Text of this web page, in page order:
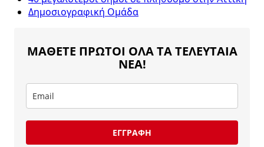
Δημοσιογραφική Ομάδα
ΜΑΘΕΤΕ ΠΡΩΤΟΙ ΟΛΑ ΤΑ ΤΕΛΕΥΤΑΙΑ
ΝΕΑ!
ΕΓΓΡΑΦΗ